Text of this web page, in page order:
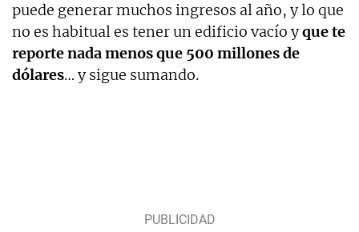
puede generar muchos ingresos al año, y lo que
no es habitual es tener un edificio vacío yque te
reporte nada menos que 500 millones de
dólares… y sigue sumando.